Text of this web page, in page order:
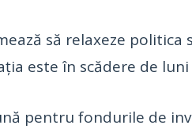
să relaxeze politica
este în scădere de luni
pentru fondurile de